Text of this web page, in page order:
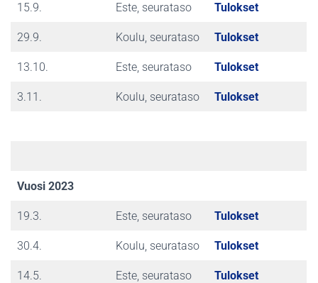
15.9. Este, seurataso Tulokset
29.9. Koulu, seurataso Tulokset
13.10. Este, seurataso Tulokset
3.11. Koulu, seurataso Tulokset
Vuosi 2023
19.3. Este, seurataso Tulokset
30.4. Koulu, seurataso Tulokset
14.5. Este, seurataso Tulokset